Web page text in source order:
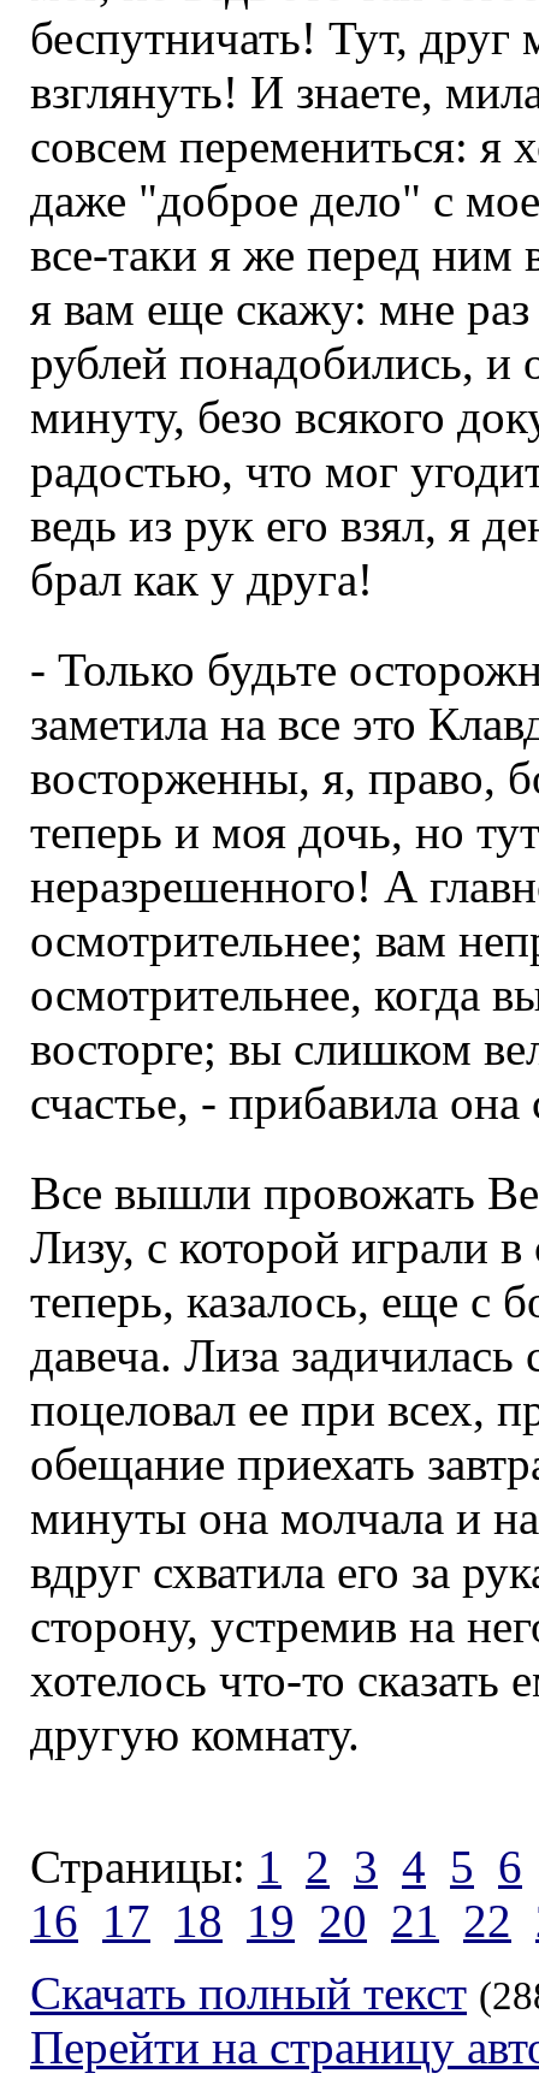
беспутничать! Тут,
взглянуть! И знаете,
совсем перемениться: я
даже "доброе дело" с
все-таки я же перед ним
я вам еще скажу: мне
рублей понадобились,
минуту, безо всякого
радостью, что мог
ведь из рук его взял, я
брал как у друга!
- Только будьте
заметила на все это
восторженны, я, право,
теперь и моя дочь, но
неразрешенного! А
осмотрительнее; вам
осмотрительнее, когда
восторге; вы слишком
счастье, - прибавила
Все вышли провожать
Лизу, с которой играли
теперь, казалось, еще с
давеча. Лиза
поцеловал ее при всех,
обещание приехать
минуты она молчала и
вдруг схватила его за
сторону, устремив на
хотелось что-то сказать
другую комнату.
Страницы: 1 2 3 4 5 6
16 17 18 19 20 21 22
Скачать полный текст
Перейти на страницу